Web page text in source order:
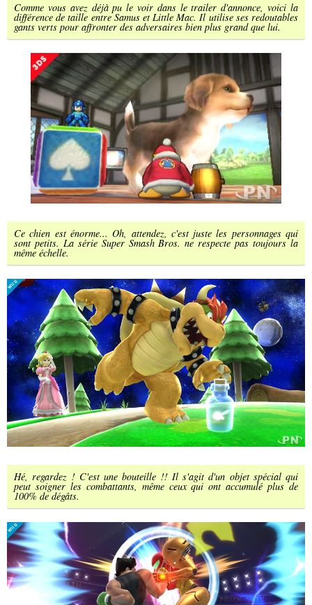
Comme vous avez déjà pu le voir dans le trailer d'annonce, voici la
différence de taille entre Samus et Little Mac. Il utilise ses redoutables
gants verts pour affronter des adversaires bien plus grand que lui.
Ce chien est énorme... Oh, attendez, c'est juste les personnages qui
sont petits. La série Super Smash Bros. ne respecte pas toujours la
même échelle.
Hé, regardez ! C'est une bouteille !! Il s'agit d'un objet spécial qui
peut soigner les combattants, même ceux qui ont accumulé plus de
100% de dégâts.